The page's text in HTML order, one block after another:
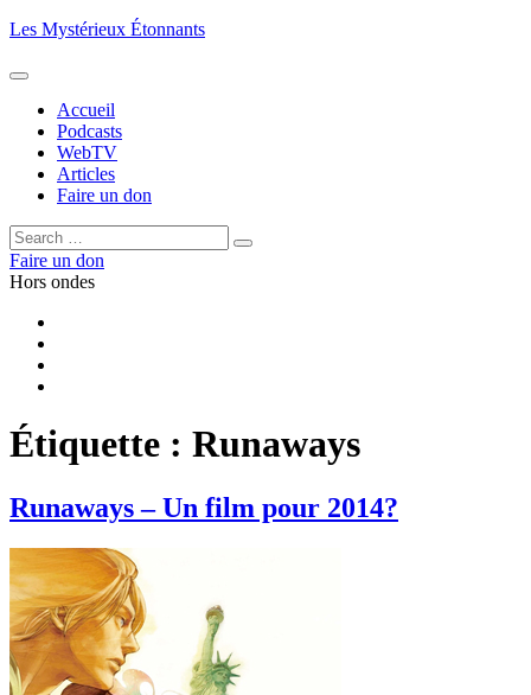
Aller
contenu
Les Mystérieux Étonnants
Accueil
Podcasts
WebTV
Articles
Faire un don
Rechercher :
Rechercher
Faire un don
Hors ondes
Étiquette : Runaways
Runaways – Un film pour 2014?